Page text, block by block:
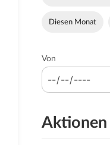
Diesen Monat
Von
Aktionen